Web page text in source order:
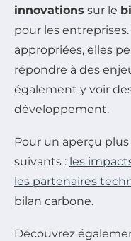
innovations sur le
pour les
appropriées, elles
répondre à des
également y voir
développement.
Pour un aperçu
suivants : les
les partenaires
bilan carbone.
Découvrez